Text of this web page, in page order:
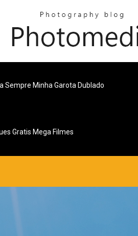
Sempre Minha Garota Dublado
Gratis Mega Filmes